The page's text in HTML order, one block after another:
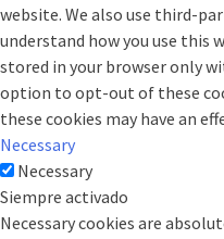
website. We also use third-
understand how you use this
stored in your browser only
option to opt-out of these
these cookies may have an
Necessary
Necessary
Siempre activado
Necessary cookies are